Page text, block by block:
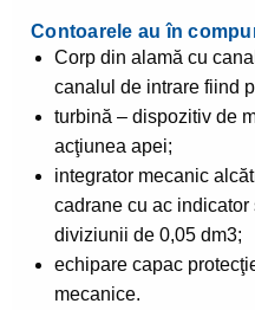
Contoarele au în
Corp din alamă cu
canalul de intrare fiind
turbină – dispozitiv de
acţiunea apei;
integrator mecanic
cadrane cu ac
diviziunii de 0,05 dm3;
echipare capac
mecanice.